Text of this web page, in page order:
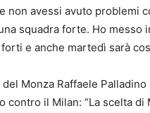
non avessi avuto problemi
squadra forte. Ho messo
e anche martedì sarà
Monza Raffaele
contro il Milan: “La scelta